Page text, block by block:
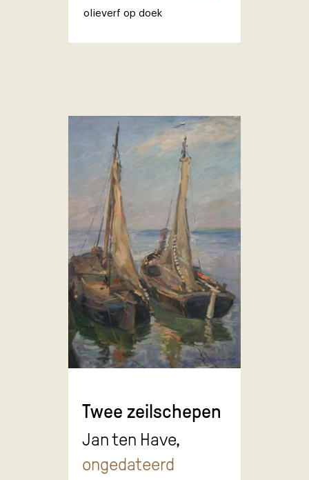
olieverf op doek
Twee zeilschepen
Jan ten Have,
ongedateerd